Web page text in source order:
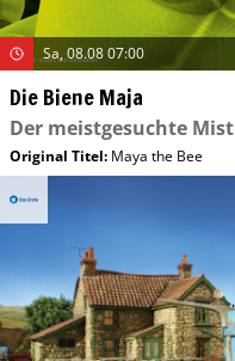
Sa, 08.08 07:00
Die Biene Maja
Der meistgesuchte Mist
Original Titel: Maya the Bee